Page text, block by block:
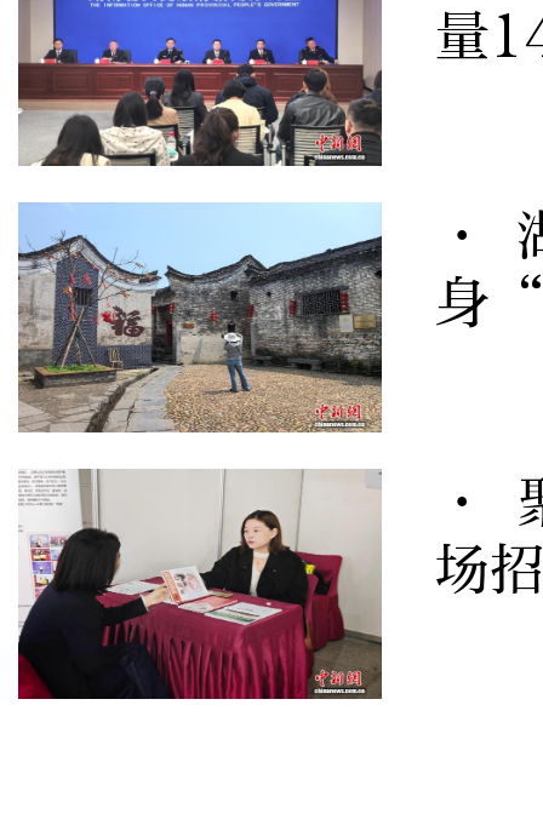
量
·
身
·
场